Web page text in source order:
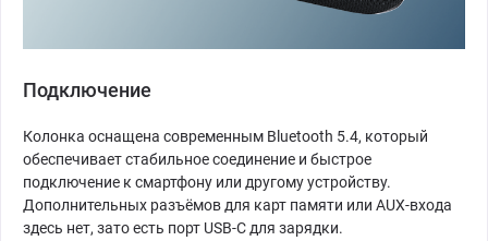
Подключение
Колонка оснащена современным Bluetooth 5.4, который
обеспечивает стабильное соединение и быстрое
подключение к смартфону или другому устройству.
Дополнительных разъёмов для карт памяти или AUX-входа
здесь нет, зато есть порт USB-C для зарядки.